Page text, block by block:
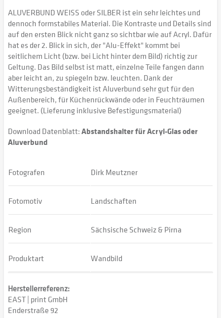
ALUVERBUND WEISS oder SILBER ist ein sehr leichtes und
dennoch formstabiles Material. Die Kontraste und Details sind
auf den ersten Blick nicht ganz so sichtbar wie auf Acryl. Dafür
hat es der 2. Blick in sich, der "Alu-Effekt" kommt bei
seitlichem Licht (bzw. bei Licht hinter dem Bild) richtig zur
Geltung. Das Bild selbst ist matt, einzelne Teile fangen dann
aber leicht an, zu spiegeln bzw. leuchten. Dank der
Witterungsbeständigkeit ist Aluverbund sehr gut für den
Außenbereich, für Küchenrückwände oder in Feuchträumen
geeignet. (Lieferung inklusive Befestigungsmaterial)
Download Datenblatt:Abstandshalter für Acryl-Glas oder
Aluverbund
Fotografen Dirk Meutzner
Fotomotiv Landschaften
Region Sächsische Schweiz & Pirna
Produktart Wandbild
Herstellerreferenz:
EAST | print GmbH
Enderstraße 92